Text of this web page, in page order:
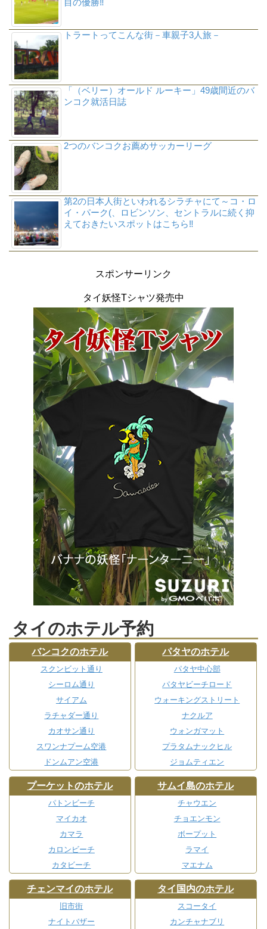
トラートってこんな街－車親子3人旅－
「（ベリー）オールド ルーキー」49歳間近のバ
ンコク就活日誌
2つのバンコクお薦めサッカーリーグ
第2の日本人街といわれるシラチャにて～コ・ロ
イ・パーク(、ロビンソン、セントラルに続く抑
えておきたいスポットはこちら‼
スポンサーリンク
タイ妖怪Tシャツ発売中
タイのホテル予約
バンコクのホテル
スクンビット通り
シーロム通り
サイアム
ラチャダー通り
カオサン通り
スワンナプーム空港
ドンムアン空港
パタヤのホテル
パタヤ中心部
パタヤビーチロード
ウォーキングストリート
ナクルア
ウォンガマット
プラタムナックヒル
ジョムティエン
プーケットのホテル
パトンビーチ
マイカオ
カマラ
カロンビーチ
カタビーチ
サムイ島のホテル
チャウエン
チョエンモン
ボープット
ラマイ
マエナム
チェンマイのホテル
旧市街
ナイトバザー
タイ国内のホテル
スコータイ
カンチャナブリ